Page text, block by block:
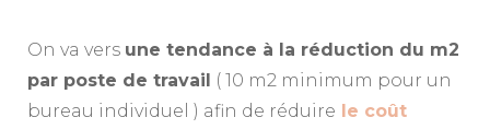
On va vers une tendance à la réduction du m2
par poste de travail ( 10 m2 minimum pour un
bureau individuel ) afin de réduire le coût